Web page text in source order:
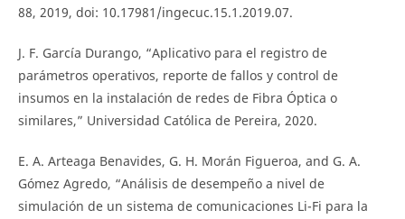
88, 2019, doi: 10.17981/ingecuc.15.1.2019.07.
J. F. García Durango, “Aplicativo para el registro de
parámetros operativos, reporte de fallos y control de
insumos en la instalación de redes de Fibra Óptica o
similares,” Universidad Católica de Pereira, 2020.
E. A. Arteaga Benavides, G. H. Morán Figueroa, and G. A.
Gómez Agredo, “Análisis de desempeño a nivel de
simulación de un sistema de comunicaciones Li-Fi para la